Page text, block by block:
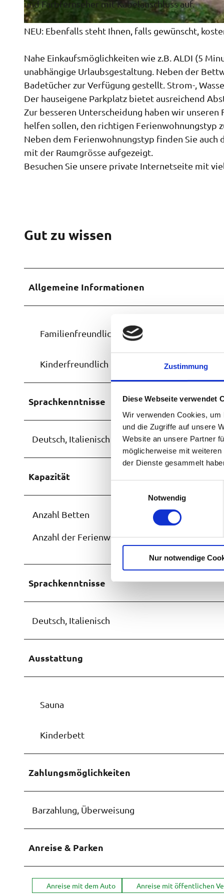
Zustimmung
Diese Webseite verwendet
Wir verwenden Cookies,
und die Zugriffe auf unsere
Website an unsere Partner
möglicherweise mit
der Dienste gesammelt
i
g
a
w
Notwendig
Nur notwendige
H
u
s
a
n
s
i
c
h
t
i
n
t
r
und Farbfernseher mit Kabelanschluss auf.
NEU: Ebenfalls steht Ihnen, falls gewünscht,
Nahe Einkaufsmöglichkeiten wie z.B. ALDI (5
unabhängige Urlaubsgestaltung. Neben der
Badetücher zur Verfügung gestellt. Strom-,
Der hauseigene Parkplatz bietet ausreichend
Zur besseren Unterscheidung haben wir
helfen sollen, den richtigen Ferienwohnungstyp
Neben dem Ferienwohnungstyp finden Sie
mit der Raumgrösse aufgezeigt.
Besuchen Sie unsere private Internetseite mit
Gut zu wissen
Allgemeine Informationen
Familienfreundlich
Kinderfreundlich
Sprachkenntnisse
Deutsch, Italienisch
Kapazität
Anzahl Betten
Anzahl der Ferienwohnungen
Sprachkenntnisse
Deutsch, Italienisch
Ausstattung
Sauna
Kinderbett
Zahlungsmöglichkeiten
Barzahlung, Überweisung
Anreise & Parken
Anreise mit dem Auto Anreise mit öffentlichen